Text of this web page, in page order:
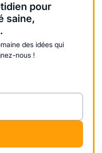
pour
saine,
des idées qui
nous !